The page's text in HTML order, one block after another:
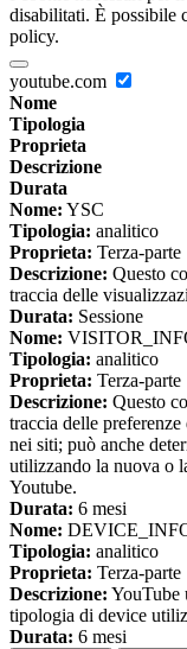
disabilitati. È possibile
policy.
youtube.com
Nome
Tipologia
Proprieta
Descrizione
Durata
Nome: YSC
Tipologia: analitico
Proprieta: Terza-parte
Descrizione: Questo
traccia delle
Durata: Sessione
Nome:
Tipologia: analitico
Proprieta: Terza-parte
Descrizione: Questo
traccia delle
nei siti; può anche
utilizzando la nuova o
Youtube.
Durata: 6 mesi
Nome:
Tipologia: analitico
Proprieta: Terza-parte
Descrizione: YouTube
tipologia di device
Durata: 6 mesi